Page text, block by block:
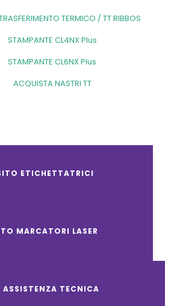
TERMICO / TT RIBBOS
STAMPANTE CL4NX Plus
STAMPANTE CL6NX Plus
ACQUISTA NASTRI TT
ETICHETTATRICI
MARCATORI LASER
ASSISTENZA TECNICA